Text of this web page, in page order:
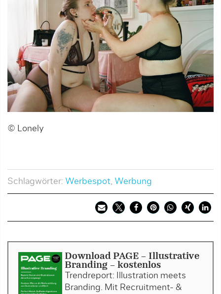
© Lonely
Schlagwörter: Werbespot, Werbung
Download PAGE - Illustrative
Branding - kostenlos
Trendreport: Illustration meets
Branding. Mit Recruitment- &